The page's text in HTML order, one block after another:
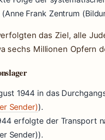
Frank Zentrum
das Ziel, alle
sechs Millionen Opfern
1944 in das
Sender)).
erfolgte der Transport
Sender)).